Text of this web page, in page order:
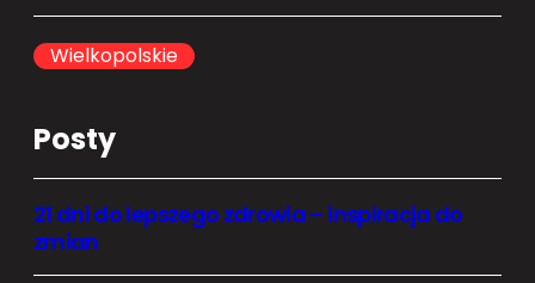
c
hWielkopolskie
Posty
21 dni do lepszego zdrowia – inspiracja do
zmian